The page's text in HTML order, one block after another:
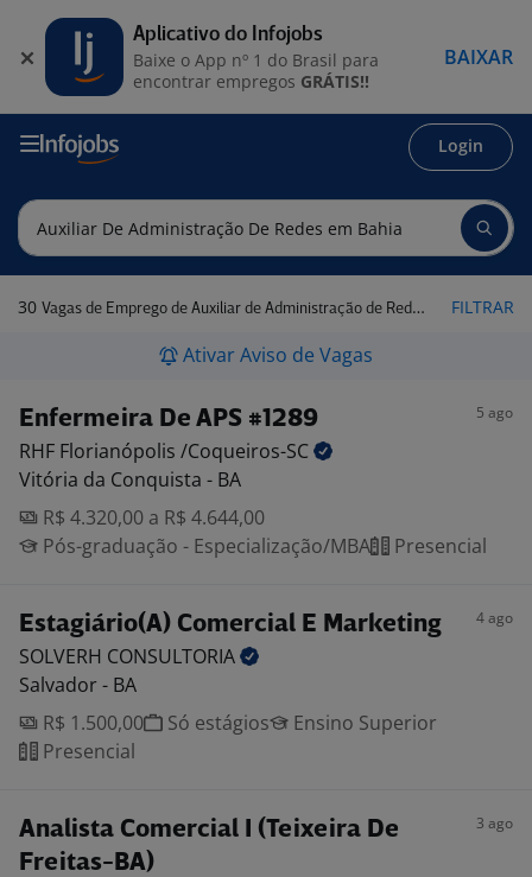
Login
30 Vagas de Emprego de Auxiliar de Administração de Redes em Bahia FILTRAR
Ativar Aviso de Vagas
Enfermeira De APS #1289 5 ago
RHF Florianópolis /Coqueiros-SC
Vitória da Conquista - BA
R$ 4.320,00 a R$ 4.644,00
Pós-graduação - Especialização/MBA
Presencial
Estagiário(A) Comercial E Marketing 4 ago
SOLVERH CONSULTORIA
Salvador - BA
R$ 1.500,00
Só estágios
Ensino Superior
Presencial
Analista Comercial I (Teixeira De
Freitas-BA)
3 ago
Aplicativo do Infojobs
Baixe o App nº 1 do Brasil para
encontrar empregos GRÁTIS!!
BAIXAR